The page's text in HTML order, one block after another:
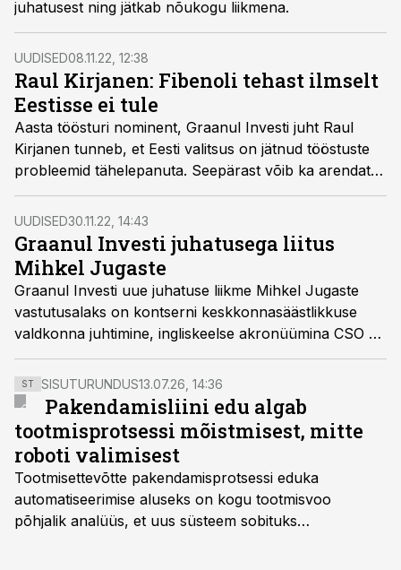
juhatusest ning jätkab nõukogu liikmena.
UUDISED08.11.22, 12:38
Raul Kirjanen: Fibenoli tehast ilmselt
Eestisse ei tule
Aasta töösturi nominent, Graanul Investi juht Raul
Kirjanen tunneb, et Eesti valitsus on jätnud tööstuste
probleemid tähelepanuta. Seepärast võib ka arendatav
puidukeemiatehas kerkida hoopiski mõnda naaberriiki.
UUDISED30.11.22, 14:43
Graanul Investi juhatusega liitus
Mihkel Jugaste
Graanul Investi uue juhatuse liikme Mihkel Jugaste
vastutusalaks on kontserni keskkonnasäästlikkuse
valdkonna juhtimine, ingliskeelse akronüümina CSO –
Chief Sustainability Officer. Jugaste liitumisega kasvas
Graanul Invest grupi juhatus 4-liikmeliseks.
ST SISUTURUNDUS13.07.26, 14:36
Pakendamisliini edu algab
tootmisprotsessi mõistmisest, mitte
roboti valimisest
Tootmisettevõtte pakendamisprotsessi eduka
automatiseerimise aluseks on kogu tootmisvoo
põhjalik analüüs, et uus süsteem sobituks